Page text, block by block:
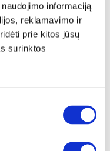
informaciją
reklamavimo ir
prie kitos jūsų
surinktos
tarp užsakomų ir sandėlyje
esančių prekių kainų